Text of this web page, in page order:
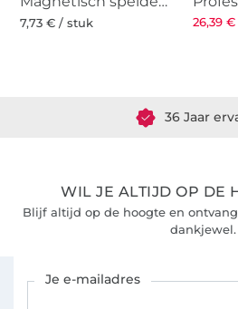
7,73 € / stuk 26,39
36 Jaar
WIL JE ALTIJD OP DE
Blijf altijd op de hoogte en
dankjewel.
Je e-mailadres